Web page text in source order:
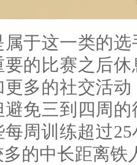
属于这一类的
要的比赛之后
更多的社交活
避免三到四周
每周训练超过
的中长距离铁